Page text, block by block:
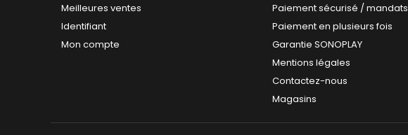
Meilleures ventes
Identifiant
Mon compte
Paiement sécurisé / mandats
Paiement en plusieurs fois
Garantie SONOPLAY
Mentions légales
Contactez-nous
Magasins